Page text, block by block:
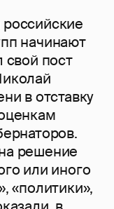
начинают
свой пост
в отставку
решение
или иного
«политики»,